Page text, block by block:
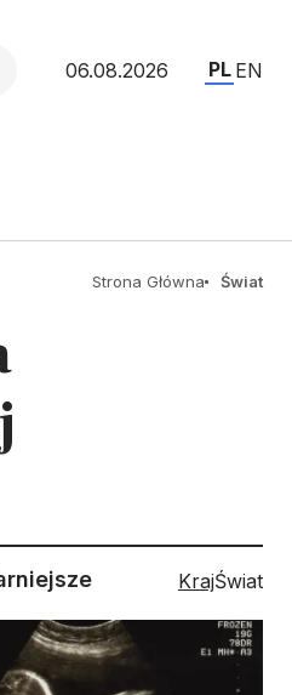
06.08.2026 PL EN
Strona Główna Świat
KrajŚwiat